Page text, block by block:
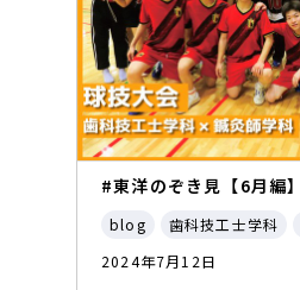
#東洋のぞき見【6月編】
blog 歯科技工士学科
2024年7月12日